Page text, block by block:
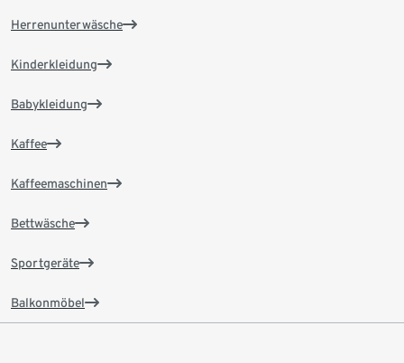
Herrenunterwäsche
Kinderkleidung
Babykleidung
Kaffee
Kaffeemaschinen
Bettwäsche
Sportgeräte
Balkonmöbel